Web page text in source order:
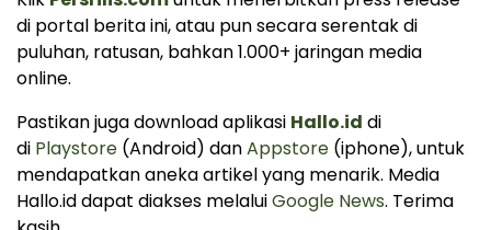
di portal berita ini, atau pun secara serentak di
puluhan, ratusan, bahkan 1.000+ jaringan media
online.
Pastikan juga download aplikasi Hallo.id di
di Playstore (Android) danAppstore (iphone), untuk
mendapatkan aneka artikel yang menarik. Media
Hallo.id dapat diakses melaluiGoogle News. Terima